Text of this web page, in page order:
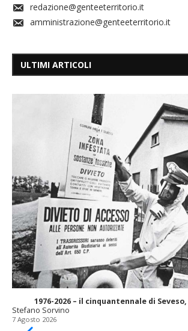
redazione@genteeterritorio.it
amministrazione@genteeterritorio.it
ULTIMI ARTICOLI
1976-2026 – il cinquantennale di
Stefano Sorvino
7 Agosto 2026